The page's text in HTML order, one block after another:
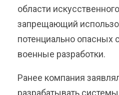
области
запрещающий
потенциально опасных
военные разработки.
Ранее компания
разрабатывать